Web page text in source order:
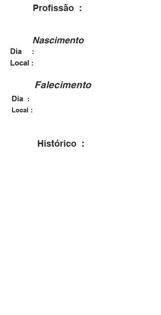
Nascimento
Dia :
Local :
Profissão :
Histórico :
Dia :
Falecimento
Local :